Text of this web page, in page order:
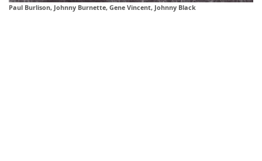
Paul Burlison, Johnny Burnette, Gene Vincent, Johnny Black